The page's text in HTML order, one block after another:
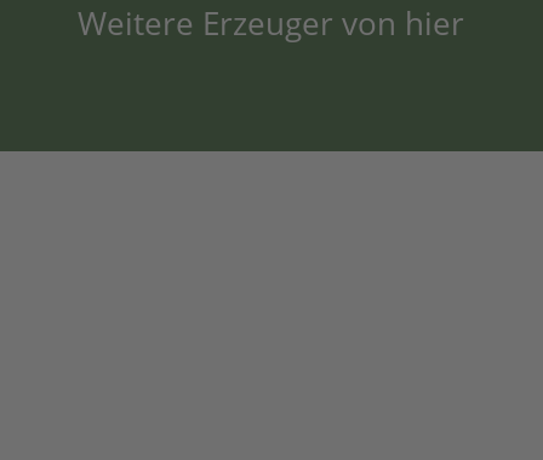
Weitere Erzeuger von hier